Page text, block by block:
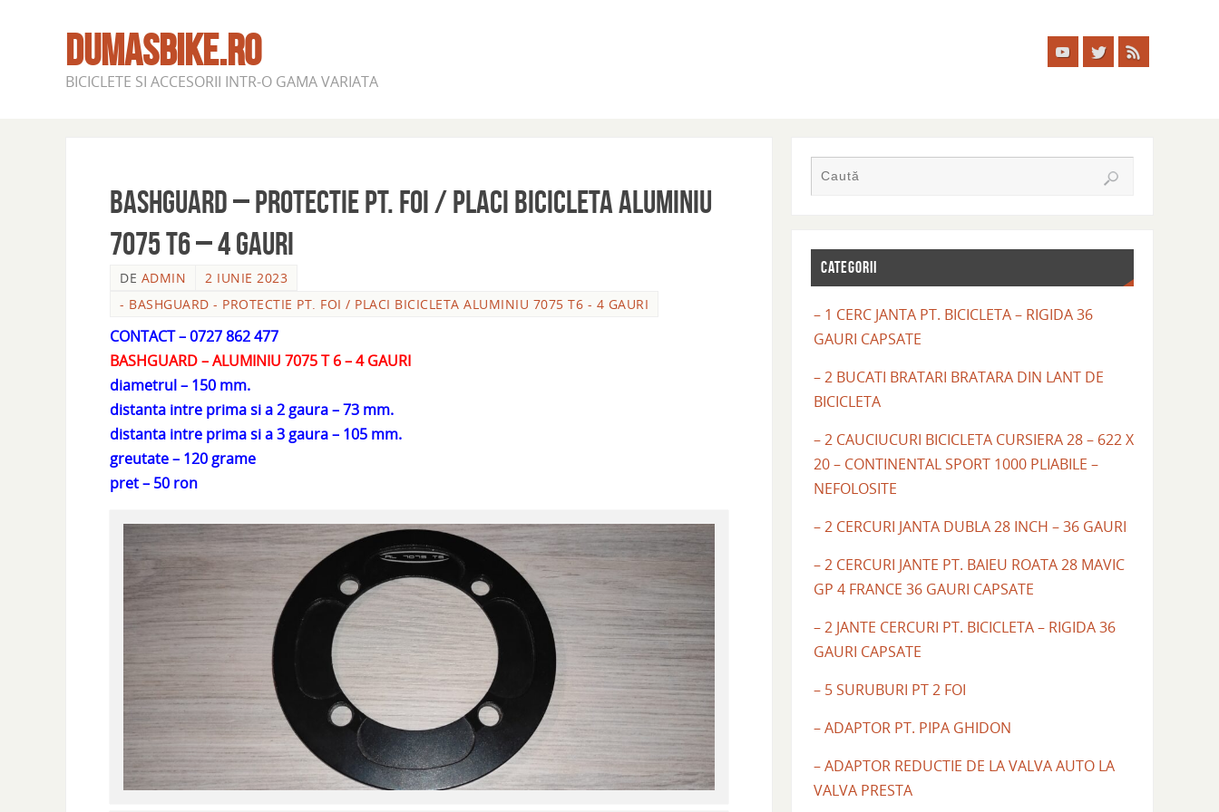
DUMASBIKE.RO
BICICLETE SI ACCESORII INTR-O GAMA VARIATA
BASHGUARD – PROTECTIE PT. FOI / PLACI BICICLETA ALUMINIU
7075 T6 – 4 GAURI
DE ADMIN
2 IUNIE 2023
- BASHGUARD - PROTECTIE PT. FOI / PLACI BICICLETA ALUMINIU 7075 T6 - 4 GAURI
CONTACT – 0727 862 477
BASHGUARD – ALUMINIU 7075 T 6 – 4 GAURI
diametrul – 150 mm.
distanta intre prima si a 2 gaura – 73 mm.
distanta intre prima si a 3 gaura – 105 mm.
greutate – 120 grame
pret – 50 ron
CATEGORII
– 1 CERC JANTA PT. BICICLETA – RIGIDA 36
GAURI CAPSATE
– 2 BUCATI BRATARI BRATARA DIN LANT DE
BICICLETA
– 2 CAUCIUCURI BICICLETA CURSIERA 28 – 622 X
20 – CONTINENTAL SPORT 1000 PLIABILE –
NEFOLOSITE
– 2 CERCURI JANTA DUBLA 28 INCH – 36 GAURI
– 2 CERCURI JANTE PT. BAIEU ROATA 28 MAVIC
GP 4 FRANCE 36 GAURI CAPSATE
– 2 JANTE CERCURI PT. BICICLETA – RIGIDA 36
GAURI CAPSATE
– 5 SURUBURI PT 2 FOI
– ADAPTOR PT. PIPA GHIDON
– ADAPTOR REDUCTIE DE LA VALVA AUTO LA
VALVA PRESTA